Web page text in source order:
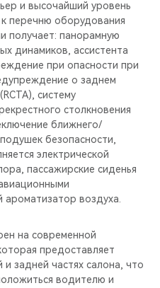
и высочайший уровень
перечню оборудования
получает: панорамную
динамиков, ассистента
при опасности при
о заднем
систему
столкновения
ближнего/
безопасности,
электрической
пассажирские сиденья
воздуха.
на современной
предоставляет
задней частях салона, что
водителю и